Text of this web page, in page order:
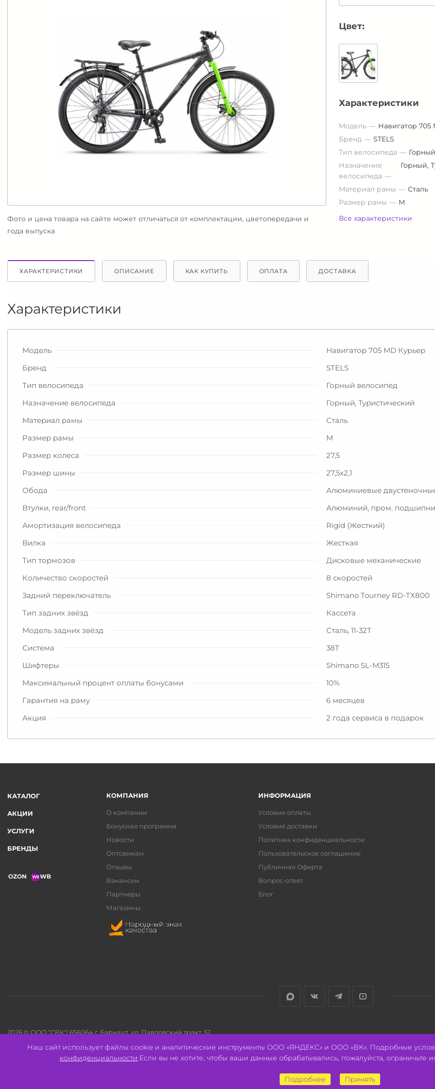
Фото и цена товара на сайте может отличаться от комплектации, цветопередачи и
года выпуска
Цвет:
Характеристики
Модель
Навигатор 705
Бренд
STELS
Тип велосипеда
Назначение
велосипеда
Горный,
Материал рамы
Сталь
Размер рамы
M
Все характеристики
ХАРАКТЕРИСТИКИ ОПИСАНИЕ КАК КУПИТЬ ОПЛАТА ДОСТАВКА
Характеристики
Модель
Навигатор 705 MD Курьер
Бренд
STELS
Тип велосипеда
Горный велосипед
Назначение велосипеда
Горный, Туристический
Материал рамы
Сталь
Размер рамы
M
Размер колеса
27,5
Размер шины
27,5х2,1
Обода
Алюминиевые
Втулки, rear/front
Алюминий, пром.
Амортизация велосипеда
Rigid (Жесткий)
Вилка
Жесткая
Тип тормозов
Дисковые механические
Количество скоростей
8 скоростей
Задний переключатель
Shimano Tourney RD-TX800
Тип задних звёзд
Кассета
Модель задних звёзд
Сталь, 11-32Т
Система
38T
Шифтеры
Shimano SL-M315
Максимальный процент оплаты бонусами
10%
Гарантия на раму
6 месяцев
Акция
2 года сервиса в подарок
КАТАЛОГ
АКЦИИ
УСЛУГИ
БРЕНДЫ
OZON WB
КОМПАНИЯ
О компании
Бонусная программа
Новости
Оптовикам
Отзывы
Вакансии
Партнеры
Магазины
ИНФОРМАЦИЯ
Условия оплаты
Условия доставки
Политика конфиденциальности
Пользовательское соглашение
Публичная Оферта
Вопрос-ответ
Блог
2026 © ООО "СВК"/ 656064 г. Барнаул, ул. Павловский тракт, 52.
Pulse - сеть магазинов для активных
Наш сайт использует файлы cookie и аналитические инструменты ООО «ЯНДЕКС» и ООО «ВК». Подробные
конфиденциальности.Если вы не хотите, чтобы ваши данные обрабатывались, пожалуйста, ограничьте
Подробнее Принять